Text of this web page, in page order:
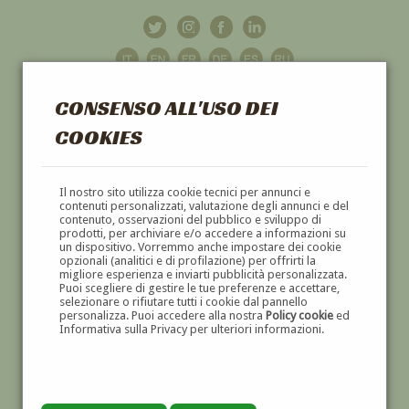
CONSENSO ALL'USO DEI
COOKIES
Il nostro sito utilizza cookie tecnici per annunci e
contenuti personalizzati, valutazione degli annunci e del
contenuto, osservazioni del pubblico e sviluppo di
prodotti, per archiviare e/o accedere a informazioni su
un dispositivo. Vorremmo anche impostare dei cookie
opzionali (analitici e di profilazione) per offrirti la
migliore esperienza e inviarti pubblicità personalizzata.
Puoi scegliere di gestire le tue preferenze e accettare,
selezionare o rifiutare tutti i cookie dal pannello
personalizza. Puoi accedere alla nostra Policy cookieed
Informativa sulla Privacy per ulteriori informazioni.
GALLERIAD'ARTE
DIPINTI E SCULTURE '800 E '900